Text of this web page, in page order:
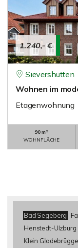
1.240,- €
Sievershütten
Wohnen im
Etagenwohnung
90 m²
WOHNFLÄCHE
Bad Segeberg
Henstedt-Ulzburg
Klein Gladebrügge